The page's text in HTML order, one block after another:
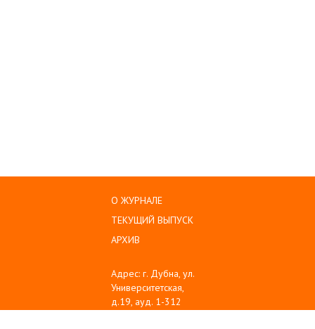
О ЖУРНАЛЕ
ТЕКУЩИЙ ВЫПУСК
АРХИВ
Адрес: г. Дубна, ул.
Университетская,
д.19, ауд. 1-312